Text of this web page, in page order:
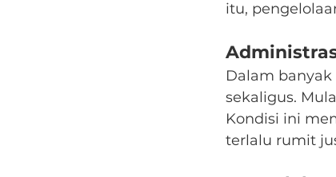
itu,
Dalam
sekaligus.
Kondisi ini
terlalu rumit